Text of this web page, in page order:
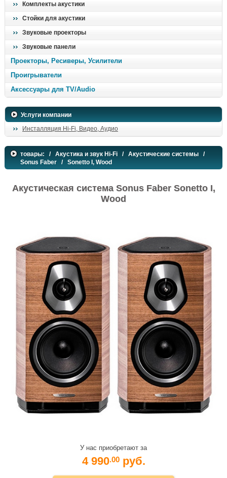
Комплекты акустики
Стойки для акустики
Звуковые проекторы
Звуковые панели
Проекторы, Ресиверы, Усилители
Проигрыватели
Аксессуары для TV/Audio
Услуги компании
Инсталляция Hi-Fi, Видео, Аудио
товары: / Акустика и звук Hi-Fi / Акустические системы /
Sonus Faber / Sonetto I, Wood
Акустическая система Sonus Faber Sonetto I,
Wood
У нас приобретают за
4 990.00 руб.